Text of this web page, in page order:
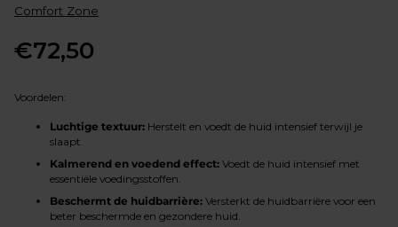
Comfort Zone
Normale
prijs
€72,50
Voordelen:
Luchtige textuur: Herstelt en voedt de huid intensief terwijl je
slaapt.
Kalmerend en voedend effect: Voedt de huid intensief met
essentiële voedingsstoffen.
Beschermt de huidbarrière: Versterkt de huidbarrière voor een
beter beschermde en gezondere huid.